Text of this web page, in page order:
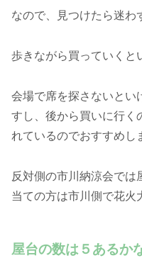
なので、見つけたら迷わ
歩きながら買っていくと
会場で席を探さないとい
すし、後から買いに行く
れているのでおすすめし
反対側の市川納涼会では
当ての方は市川側で花火
屋台の数は５あるか